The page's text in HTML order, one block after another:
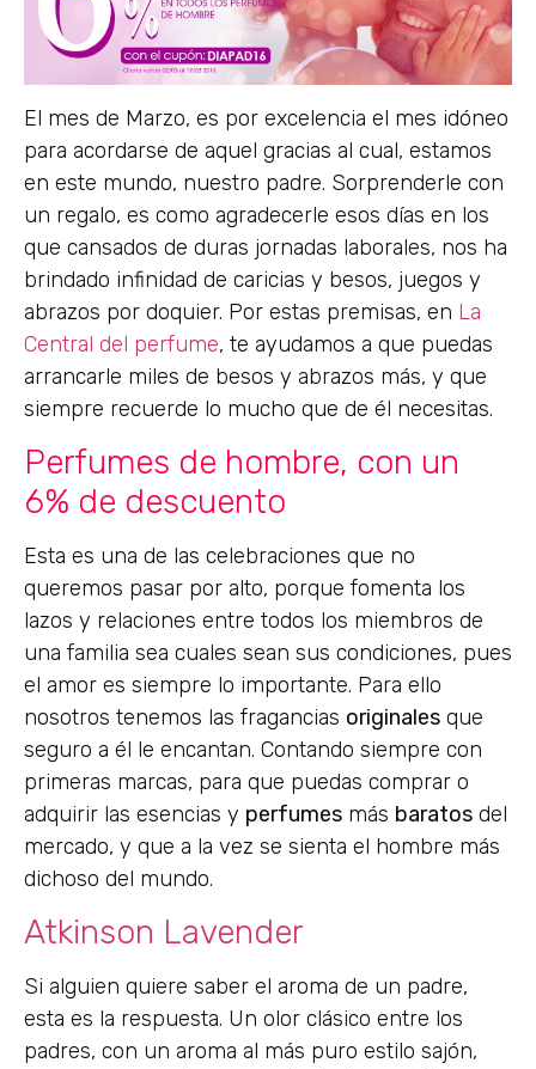
El mes de Marzo, es por excelencia el mes idóneo
para acordarse de aquel gracias al cual, estamos
en este mundo, nuestro padre. Sorprenderle con
un regalo, es como agradecerle esos días en los
que cansados de duras jornadas laborales, nos ha
brindado infinidad de caricias y besos, juegos y
abrazos por doquier. Por estas premisas, en La
Central del perfume, te ayudamos a que puedas
arrancarle miles de besos y abrazos más, y que
siempre recuerde lo mucho que de él necesitas.
Perfumes de hombre, con un
6% de descuento
Esta es una de las celebraciones que no
queremos pasar por alto, porque fomenta los
lazos y relaciones entre todos los miembros de
una familia sea cuales sean sus condiciones, pues
el amor es siempre lo importante. Para ello
nosotros tenemos las fragancias originales que
seguro a él le encantan. Contando siempre con
primeras marcas, para que puedas comprar o
adquirir las esencias y perfumes más baratos del
mercado, y que a la vez se sienta el hombre más
dichoso del mundo.
Atkinson Lavender
Si alguien quiere saber el aroma de un padre,
esta es la respuesta. Un olor clásico entre los
padres, con un aroma al más puro estilo sajón,